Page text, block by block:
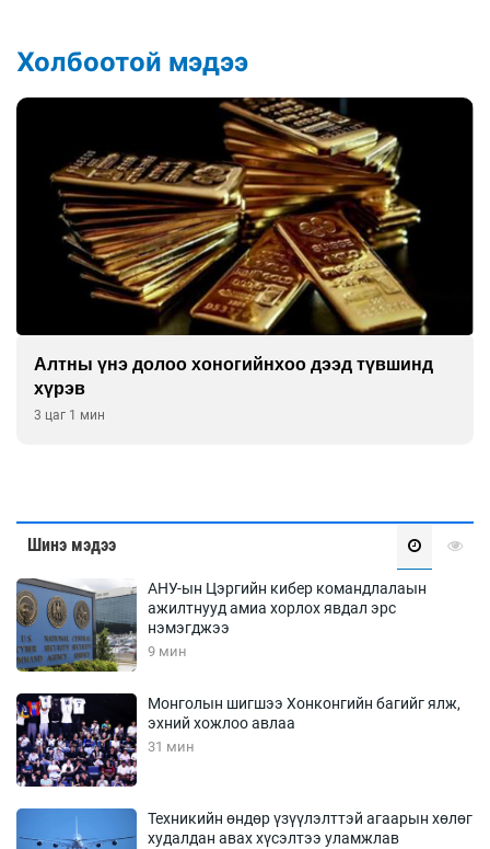
Холбоотой мэдээ
Алтны үнэ долоо хоногийнхоо дээд түвшинд
хүрэв
3 цаг 1 мин
Шинэ мэдээ
АНУ-ын Цэргийн кибер командлалаын
ажилтнууд амиа хорлох явдал эрс
нэмэгджээ
9 мин
Монголын шигшээ Хонконгийн багийг ялж,
эхний хожлоо авлаа
31 мин
Техникийн өндөр үзүүлэлттэй агаарын хөлөг
худалдан авах хүсэлтээ уламжлав